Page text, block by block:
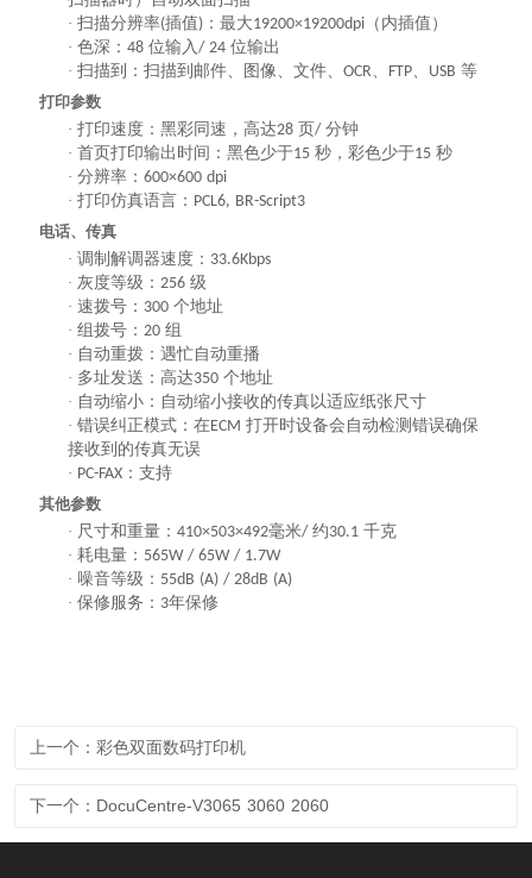
· 扫描分辨率(插值)：最大19200×19200dpi（内插值）
· 色深： 48 位输入/ 24 位输出
· 扫描到：扫描到邮件、图像、文件、 OCR、 FTP、 USB 等
打印参数
· 打印速度：黑彩同速，高达28 页 / 分钟
· 首页打印输出时间：黑色少于15 秒，彩色少于15 秒
· 分辨率： 600×600 dpi
· 打印仿真语言： PCL6, BR-Script3
电话、传真
· 调制解调器速度： 33.6Kbps
· 灰度等级： 256 级
· 速拨号： 300 个地址
· 组拨号： 20 组
· 自动重拨：遇忙自动重播
· 多址发送：高达350 个地址
· 自动缩小：自动缩小接收的传真以适应纸张尺寸
· 错误纠正模式：在ECM 打开时设备会自动检测错误确保
接收到的传真无误
· PC-FAX：支持
其他参数
· 尺寸和重量： 410×503×492毫米/ 约30.1 千克
· 耗电量： 565W / 65W / 1.7W
· 噪音等级： 55dB (A) / 28dB (A)
· 保修服务： 3年保修
上一个：彩色双面数码打印机
下一个：DocuCentre-V3065 3060 2060